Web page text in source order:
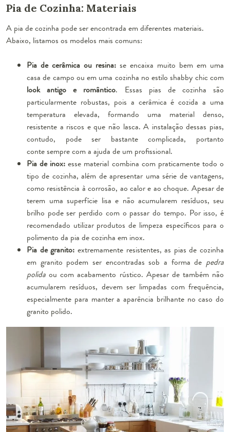
Pia de Cozinha: Materiais
A pia de cozinha pode ser encontrada em diferentes materiais.
Abaixo, listamos os modelos mais comuns:
Pia de cerâmica ou resina: se encaixa muito bem em uma
casa de campo ou em uma cozinha no estilo shabby chic com
look antigo e romântico. Essas pias de cozinha são
particularmente robustas, pois a cerâmica é cozida a uma
temperatura elevada, formando uma material denso,
resistente a riscos e que não lasca. A instalação dessas pias,
contudo, pode ser bastante complicada, portanto
conte sempre com a ajuda de um profissional.
Pia de inox: esse material combina com praticamente todo o
tipo de cozinha, além de apresentar uma série de vantagens,
como resistência à corrosão, ao calor e ao choque. Apesar de
terem uma superfície lisa e não acumularem resíduos, seu
brilho pode ser perdido com o passar do tempo. Por isso, é
recomendado utilizar produtos de limpeza específicos para o
polimento da pia de cozinha em inox.
Pia de granito: extremamente resistentes, as pias de cozinha
em granito podem ser encontradas sob a forma de pedra
polida ou com acabamento rústico. Apesar de também não
acumularem resíduos, devem ser limpadas com frequência,
especialmente para manter a aparência brilhante no caso do
granito polido.